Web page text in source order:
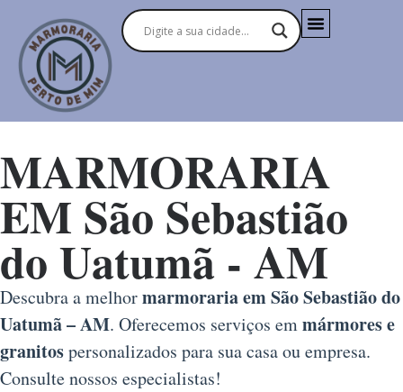
MARMORARIA
EM São Sebastião
do Uatumã - AM
Descubra a melhormarmoraria em São Sebastião do
Uatumã – AM. Oferecemos serviços emmármores e
granitospersonalizados para sua casa ou empresa.
Consulte nossos especialistas!